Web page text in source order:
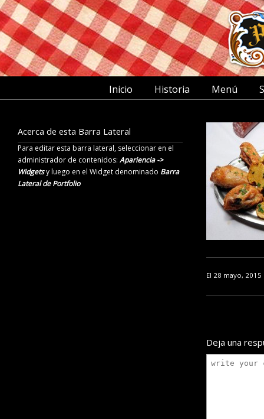
Inicio Historia Menú
El 28 mayo, 2015
Deja una
Acerca de esta Barra Lateral
Para editar esta barra lateral, seleccionar en el
administrador de contenidos: Apariencia ->
Widgetsy luego en el Widget denominado Barra
Lateral de Portfolio